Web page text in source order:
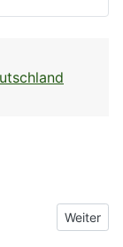
Nächster
Weiter